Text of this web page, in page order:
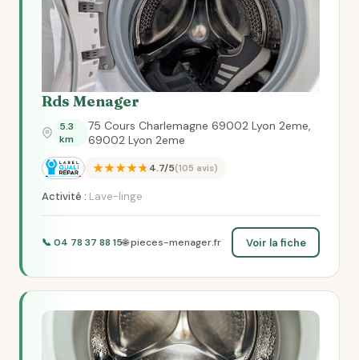
Rds Menager
5.3
km
75 Cours Charlemagne 69002 Lyon 2eme,
69002 Lyon 2eme
★★★★★4.7/5(105 avis)
Activité : Lave-linge
📞 04 78 37 88 15🌐 pieces-menager.fr Voir la fiche